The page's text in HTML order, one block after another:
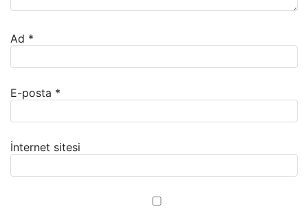
Ad *
E-posta *
İnternet sitesi